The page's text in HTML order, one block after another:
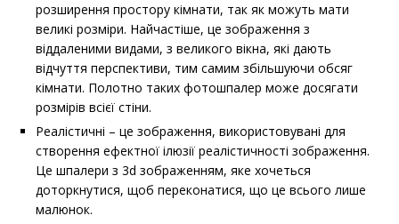
розширення простору кімнати, так як можуть мати
великі розміри. Найчастіше, це зображення з
віддаленими видами, з великого вікна, які дають
відчуття перспективи, тим самим збільшуючи обсяг
кімнати. Полотно таких фотошпалер може досягати
розмірів всієї стіни.
Реалістичні – це зображення, використовувані для
створення ефектної ілюзії реалістичності зображення.
Це шпалери з 3d зображенням, яке хочеться
доторкнутися, щоб переконатися, що це всього лише
малюнок.